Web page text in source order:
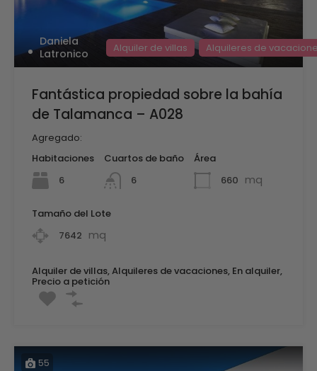
Daniela
Latronico
Alquiler de villas Alquileres de
Fantástica propiedad sobre la bahía
de Talamanca – A028
Agregado:
Habitaciones
6
Cuartos de baño
6
Área
660 mq
Tamaño del Lote
7642 mq
Alquiler de villas, Alquileres de vacaciones, En alquiler,
Precio a petición
55